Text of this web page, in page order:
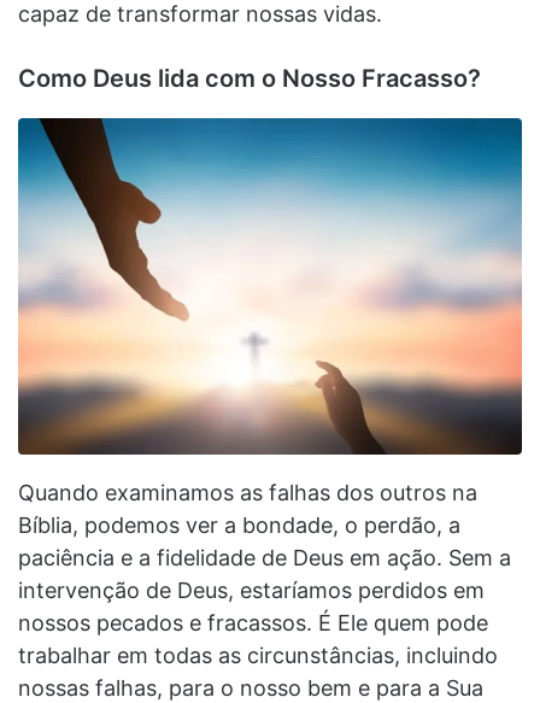
capaz de transformar nossas vidas.
Como Deus lida com o Nosso Fracasso?
Quando examinamos as falhas dos outros na
Bíblia, podemos ver a bondade, o perdão, a
paciência e a fidelidade de Deus em ação. Sem a
intervenção de Deus, estaríamos perdidos em
nossos pecados e fracassos. É Ele quem pode
trabalhar em todas as circunstâncias, incluindo
nossas falhas, para o nosso bem e para a Sua